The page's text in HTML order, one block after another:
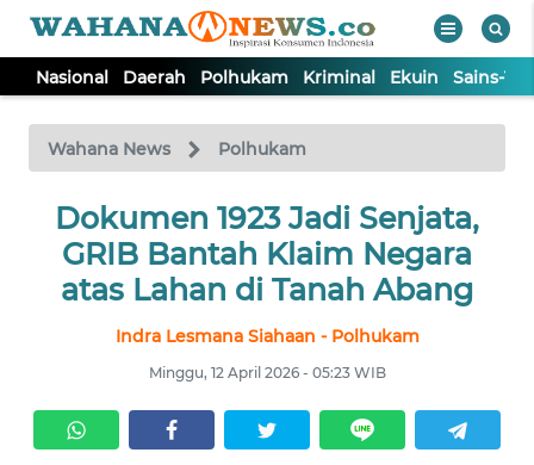
Nasional Daerah Polhukam Kriminal Ekuin Sains-
Wahana News Polhukam
Dokumen 1923 Jadi Senjata,
GRIB Bantah Klaim Negara
atas Lahan di Tanah Abang
Indra Lesmana Siahaan - Polhukam
Minggu, 12 April 2026 - 05:23 WIB
TV
Tutup
NASIONAL
DAERAH
POLHUKAM
KRIMINAL